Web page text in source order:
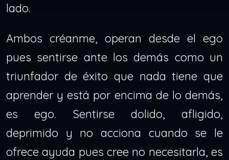
lado.
Ambos créanme, operan desde el ego
pues sentirse ante los demás como un
triunfador de éxito que nada tiene que
aprender y está por encima de lo demás,
es ego. Sentirse dolido, afligido,
deprimido y no acciona cuando se le
ofrece ayuda pues cree no necesitarla, es